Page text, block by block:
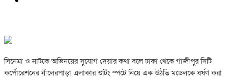
সিনেমা ও নাটকে অভিনয়ের সুযোগ দেয়ার কথা বলে ঢাকা থেকে গাজীপুর সিটি
কর্পোরেশনের নীলেরপাড়া এলাকার শুটিং স্পটে নিয়ে এক উঠতি মডেলকে ধর্ষণ করা